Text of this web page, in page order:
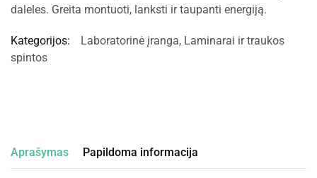
daleles. Greita montuoti, lanksti ir taupanti energiją.
Kategorijos: Laboratorinė įranga, Laminarai ir traukos
spintos
Aprašymas Papildoma informacija